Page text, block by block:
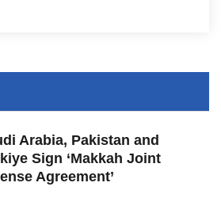
Arabia, Pakistan and
Sign ‘Makkah Joint
Agreement’